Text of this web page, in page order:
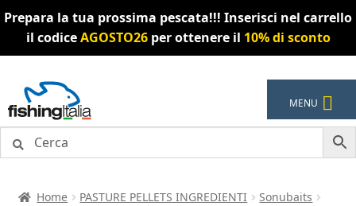
Prepara la tua prossima pescata!!! Inserisci nel carrello
il codiceAGOSTO26per ottenere il 10% di sconto
alla
navigazione
al
contenuto
MENU
Home PASTURE PELLETS INGREDIENTI
Sonubaits